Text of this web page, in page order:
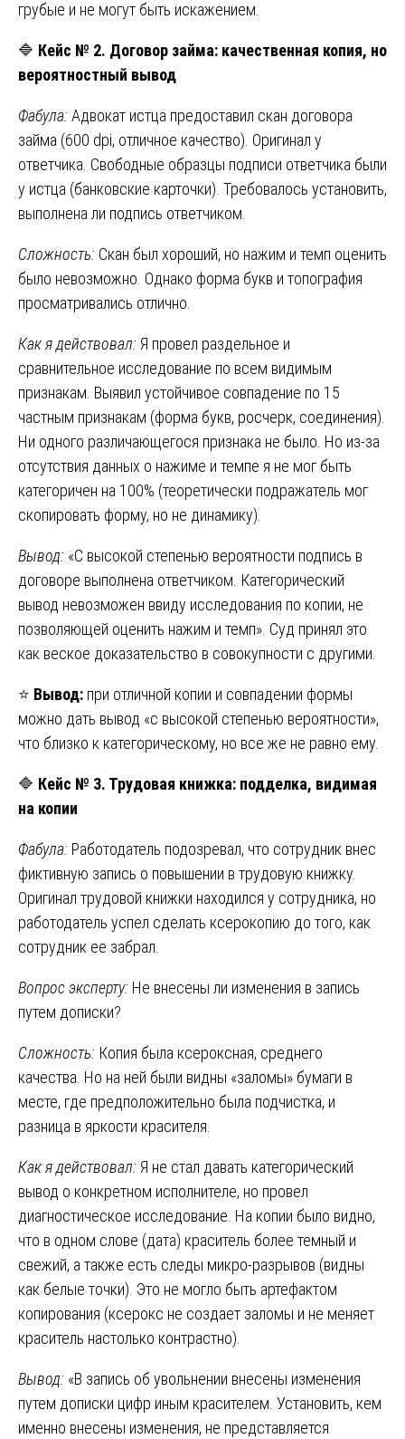
грубые и не могут быть искажением.
🔷 Кейс № 2. Договор займа: качественная копия, но
вероятностный вывод
Фабула: Адвокат истца предоставил скан договора
займа (600 dpi, отличное качество). Оригинал у
ответчика. Свободные образцы подписи ответчика были
у истца (банковские карточки). Требовалось установить,
выполнена ли подпись ответчиком.
Сложность: Скан был хороший, но нажим и темп оценить
было невозможно. Однако форма букв и топография
просматривались отлично.
Как я действовал: Я провел раздельное и
сравнительное исследование по всем видимым
признакам. Выявил устойчивое совпадение по 15
частным признакам (форма букв, росчерк, соединения).
Ни одного различающегося признака не было. Но из-за
отсутствия данных о нажиме и темпе я не мог быть
категоричен на 100% (теоретически подражатель мог
скопировать форму, но не динамику).
Вывод: «С высокой степенью вероятности подпись в
договоре выполнена ответчиком. Категорический
вывод невозможен ввиду исследования по копии, не
позволяющей оценить нажим и темп». Суд принял это
как веское доказательство в совокупности с другими.
⭐ Вывод: при отличной копии и совпадении формы
можно дать вывод «с высокой степенью вероятности»,
что близко к категорическому, но все же не равно ему.
🔷 Кейс № 3. Трудовая книжка: подделка, видимая
на копии
Фабула: Работодатель подозревал, что сотрудник внес
фиктивную запись о повышении в трудовую книжку.
Оригинал трудовой книжки находился у сотрудника, но
работодатель успел сделать ксерокопию до того, как
сотрудник ее забрал.
Вопрос эксперту: Не внесены ли изменения в запись
путем дописки?
Сложность: Копия была ксероксная, среднего
качества. Но на ней были видны «заломы» бумаги в
месте, где предположительно была подчистка, и
разница в яркости красителя.
Как я действовал: Я не стал давать категорический
вывод о конкретном исполнителе, но провел
диагностическое исследование. На копии было видно,
что в одном слове (дата) краситель более темный и
свежий, а также есть следы микро-разрывов (видны
как белые точки). Это не могло быть артефактом
копирования (ксерокс не создает заломы и не меняет
краситель настолько контрастно).
Вывод: «В запись об увольнении внесены изменения
путем дописки цифр иным красителем. Установить, кем
именно внесены изменения, не представляется